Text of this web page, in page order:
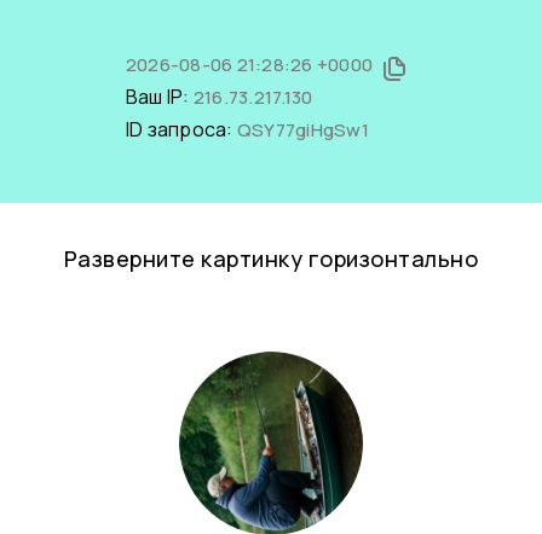
2026-08-06 21:28:26 +0000
Ваш IP: 216.73.217.130
ID запроса: QSY77giHgSw1
Разверните картинку горизонтально